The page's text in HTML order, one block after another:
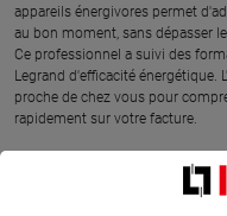
appareils énergivores permet
au bon moment, sans dépasser
Ce professionnel a suivi des
Legrand d'efficacité énergétique.
proche de chez vous pour
rapidement sur votre facture.